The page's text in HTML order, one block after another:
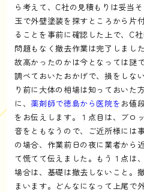
ら考えて、C社の見積もりは妥当
玉で外壁塗装を探すところから片
ることを事前に確認した上で、C
問題もなく撤去作業は完了しまし
故高かったのかは今となっては謎
調べておいたおかげで、損をしな
り前に大体の相場は知っておいた
に、 薬剤師で徳島から医院を お値
をお伝えします。１点目は、ブロ
音をともなうので、ご近所様には
の場合、作業前日の夜に業者から
て慌てて伝えました。もう１点は
場合は、基礎は撤去しないこと。
まいます。どんなになって上尾で